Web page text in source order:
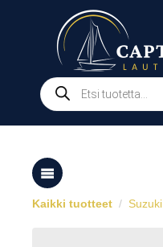
Products
search
Kaikki tuotteet Suzuki